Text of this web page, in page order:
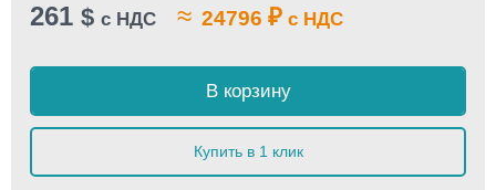
261 $ с НДС ≈ 24796 ₽ с НДС
В корзину
Купить в 1 клик